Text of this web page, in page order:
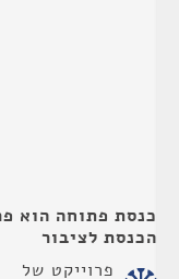
כנסת פתוחה הוא
הכנסת לציבור
פרוייקט של